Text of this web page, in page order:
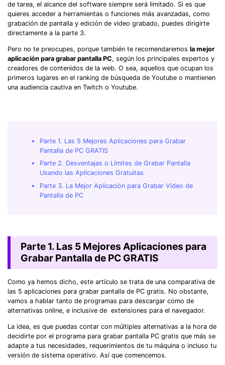
de tarea, el alcance del software siempre será limitado. Si es que
quieres acceder a herramientas o funciones más avanzadas, como
grabación de pantalla y edición de video grabado, puedes dirigirte
directamente a la parte 3.
Pero no te preocupes, porque también te recomendaremos la mejor
aplicación para grabar pantalla PC, según los principales expertos y
creadores de contenidos de la web. O sea, aquellos que ocupan los
primeros lugares en el ranking de búsqueda de Youtube o mantienen
una audiencia cautiva en Twitch o Youtube.
Parte 1. Las 5 Mejores Aplicaciones para Grabar
Pantalla de PC GRATIS
Parte 2. Desventajas o Límites de Grabar Pantalla
Usando las Aplicaciones Gratuitas
Parte 3. La Mejor Aplicación para Grabar Video de
Pantalla de PC
Parte 1. Las 5 Mejores Aplicaciones para
Grabar Pantalla de PC GRATIS
Como ya hemos dicho, este artículo se trata de una comparativa de
las 5 aplicaciones para grabar pantalla de PC gratis. No obstante,
vamos a hablar tanto de programas para descargar como de
alternativas online, e inclusive de extensiones para el navegador.
La idea, es que puedas contar con múltiples alternativas a la hora de
decidirte por el programa para grabar pantalla PC gratis que más se
adapte a tus necesidades, requerimientos de tu máquina o incluso tu
versión de sistema operativo. Así que comencemos.